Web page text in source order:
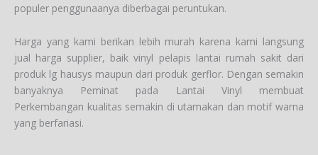
populer penggunaanya diberbagai peruntukan.
Harga yang kami berikan lebih murah karena kami langsung
jual harga supplier, baik vinyl pelapis lantai rumah sakit dari
produk lg hausys maupun dari produk gerflor. Dengan semakin
banyaknya Peminat pada Lantai Vinyl membuat
Perkembangan kualitas semakin di utamakan dan motif warna
yang berfariasi.